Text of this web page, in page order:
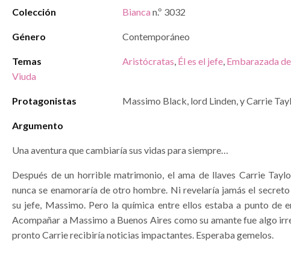
Colección Bianca n.º 3032
Género Contemporáneo
Temas Aristócratas, Él es el jefe, Embarazada
Viuda
Protagonistas Massimo Black, lord Linden, y Carrie
Argumento
Una aventura que cambiaría sus vidas para siempre…
Después de un horrible matrimonio, el ama de llaves Carrie
nunca se enamoraría de otro hombre. Ni revelaría jamás el
su jefe, Massimo. Pero la química entre ellos estaba a punto de
Acompañar a Massimo a Buenos Aires como su amante fue algo
pronto Carrie recibiría noticias impactantes. Esperaba gemelos.